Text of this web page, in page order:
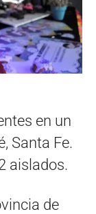
en un
Santa Fe.
aislados.
de